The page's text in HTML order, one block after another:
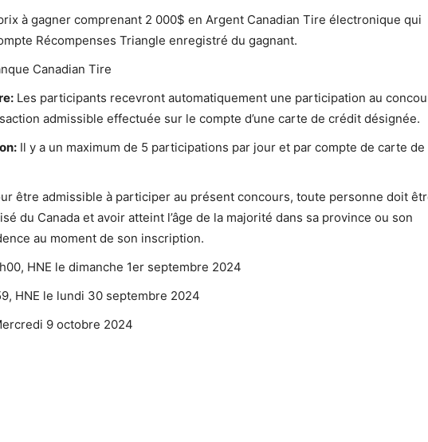
à gagner comprenant 2 000$ en Argent Canadian Tire électronique qui
Récompenses Triangle enregistré du gagnant.
Canadian Tire
Les participants recevront automatiquement une participation au
admissible effectuée sur le compte d’une carte de crédit désignée.
Il y a un maximum de 5 participations par jour et par compte de carte de
être admissible à participer au présent concours, toute personne doit
du Canada et avoir atteint l’âge de la majorité dans sa province ou son
au moment de son inscription.
HNE le dimanche 1er septembre 2024
HNE le lundi 30 septembre 2024
9 octobre 2024